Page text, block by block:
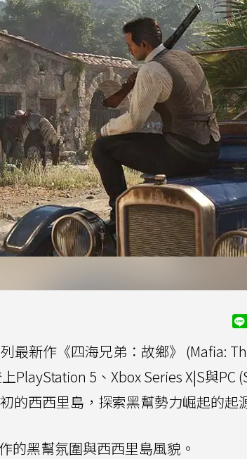
最新作《四海兄弟：故鄉》 (Mafia:
5、Xbox Series X|S與PC
的西西里島，探索黑幫勢力崛起的起
的黑幫氛圍與西西里島風貌。